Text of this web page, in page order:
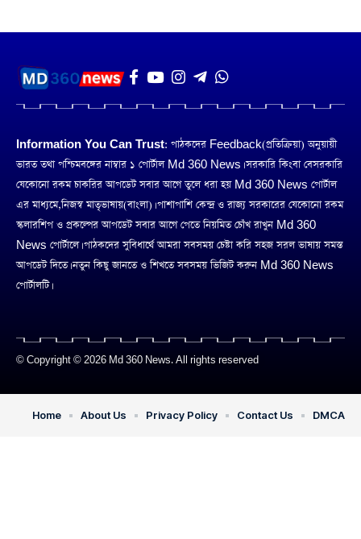
Information You Can Trust: পাঠকদের Feedback(প্রতিক্রিয়া) অনুয়ায়ী
ভারত তথা পশ্চিমবঙ্গের নাম্বার ১ পোর্টাল Md 360 News। সরকারি কিংবা বেসরকারি
যেকোনো রকম চাকরির আপডেট সবার আগে তুলে ধরা হয় Md 360 News পোর্টাল
এর মাধ্যমে,নিজস্ব মাতৃভাষায়(বাংলা)। পাশাপাশি কেন্দ্র ও রাজ্য সরকারের যেকোনো রকম
স্কলারশিপ ও প্রকল্পের আপডেট সবার আগে পেতে নিয়মিত চোঁখ রাখুন Md 360
News পোর্টালে। পাঠকদের সুবিধার্থে আমরা সবসময় চেষ্টা করি সহজ সরল ভাষায় সমস্ত
আপডেট দিতে। নতুন কিছু জানতে ও শিখতে সবসময় ভিজিট করুন Md 360 News
পোর্টালটি।
© Copyright © 2026 Md 360 News. All rights reserved
Home About Us Privacy Policy Contact Us DMCA